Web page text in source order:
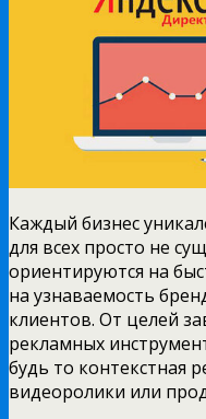
Каждый бизнес
для всех просто не
ориентируются на
на узнаваемость
клиентов. От целей
рекламных
будь то контекстная
видеоролики или